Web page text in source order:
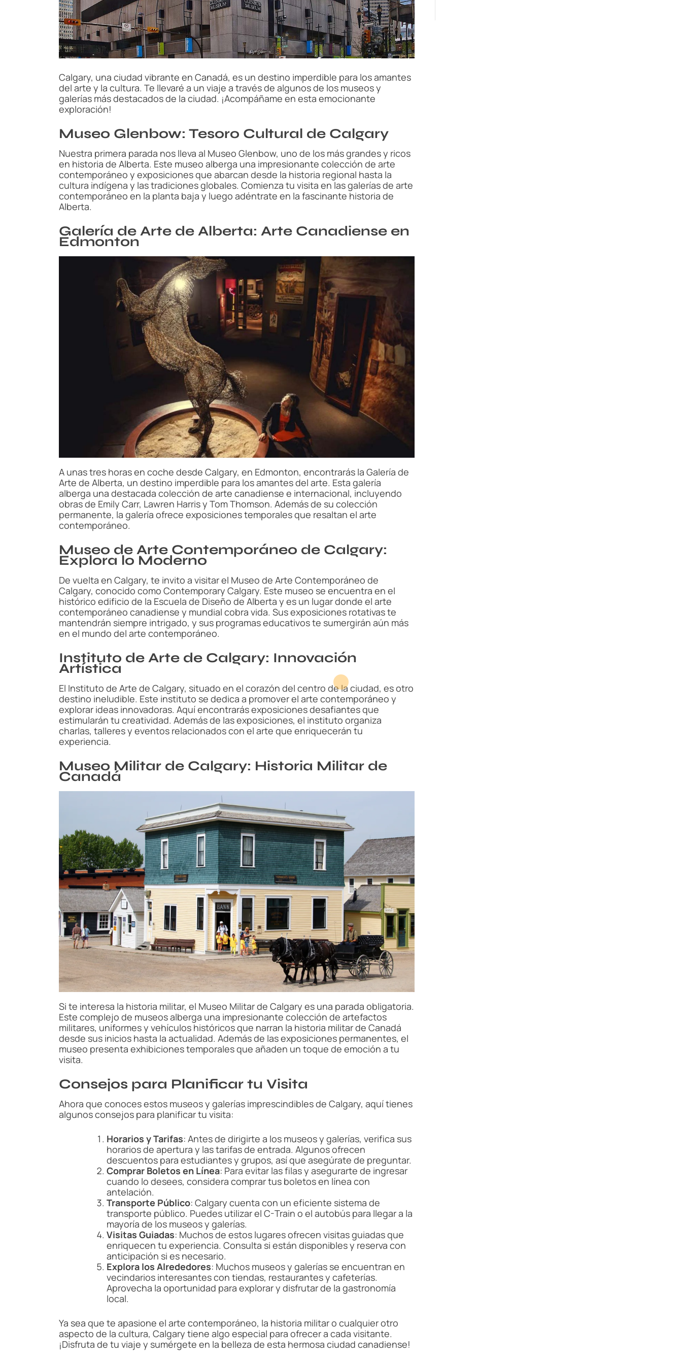
Calgary, una ciudad vibrante en Canadá, es un destino imperdible para los amantes
del arte y la cultura. Te llevaré a un viaje a través de algunos de los museos y
galerías más destacados de la ciudad. ¡Acompáñame en esta emocionante
exploración!
Museo Glenbow: Tesoro Cultural de Calgary
Nuestra primera parada nos lleva al Museo Glenbow, uno de los más grandes y ricos
en historia de Alberta. Este museo alberga una impresionante colección de arte
contemporáneo y exposiciones que abarcan desde la historia regional hasta la
cultura indígena y las tradiciones globales. Comienza tu visita en las galerías de arte
contemporáneo en la planta baja y luego adéntrate en la fascinante historia de
Alberta.
Galería de Arte de Alberta: Arte Canadiense en
Edmonton
A unas tres horas en coche desde Calgary, en Edmonton, encontrarás la Galería de
Arte de Alberta, un destino imperdible para los amantes del arte. Esta galería
alberga una destacada colección de arte canadiense e internacional, incluyendo
obras de Emily Carr, Lawren Harris y Tom Thomson. Además de su colección
permanente, la galería ofrece exposiciones temporales que resaltan el arte
contemporáneo.
Museo de Arte Contemporáneo de Calgary:
Explora lo Moderno
De vuelta en Calgary, te invito a visitar el Museo de Arte Contemporáneo de
Calgary, conocido como Contemporary Calgary. Este museo se encuentra en el
histórico edificio de la Escuela de Diseño de Alberta y es un lugar donde el arte
contemporáneo canadiense y mundial cobra vida. Sus exposiciones rotativas te
mantendrán siempre intrigado, y sus programas educativos te sumergirán aún más
en el mundo del arte contemporáneo.
Instituto de Arte de Calgary: Innovación
Artística
El Instituto de Arte de Calgary, situado en el corazón del centro de la ciudad, es otro
destino ineludible. Este instituto se dedica a promover el arte contemporáneo y
explorar ideas innovadoras. Aquí encontrarás exposiciones desafiantes que
estimularán tu creatividad. Además de las exposiciones, el instituto organiza
charlas, talleres y eventos relacionados con el arte que enriquecerán tu
experiencia.
Museo Militar de Calgary: Historia Militar de
Canadá
Si te interesa la historia militar, el Museo Militar de Calgary es una parada obligatoria.
Este complejo de museos alberga una impresionante colección de artefactos
militares, uniformes y vehículos históricos que narran la historia militar de Canadá
desde sus inicios hasta la actualidad. Además de las exposiciones permanentes, el
museo presenta exhibiciones temporales que añaden un toque de emoción a tu
visita.
Consejos para Planificar tu Visita
Ahora que conoces estos museos y galerías imprescindibles de Calgary, aquí tienes
algunos consejos para planificar tu visita:
Horarios y Tarifas: Antes de dirigirte a los museos y galerías, verifica sus
horarios de apertura y las tarifas de entrada. Algunos ofrecen
descuentos para estudiantes y grupos, así que asegúrate de preguntar.
Comprar Boletos en Línea: Para evitar las filas y asegurarte de ingresar
cuando lo desees, considera comprar tus boletos en línea con
antelación.
Transporte Público: Calgary cuenta con un eficiente sistema de
transporte público. Puedes utilizar el C-Train o el autobús para llegar a la
mayoría de los museos y galerías.
Visitas Guiadas: Muchos de estos lugares ofrecen visitas guiadas que
enriquecen tu experiencia. Consulta si están disponibles y reserva con
anticipación si es necesario.
Explora los Alrededores: Muchos museos y galerías se encuentran en
vecindarios interesantes con tiendas, restaurantes y cafeterías.
Aprovecha la oportunidad para explorar y disfrutar de la gastronomía
local.
Ya sea que te apasione el arte contemporáneo, la historia militar o cualquier otro
aspecto de la cultura, Calgary tiene algo especial para ofrecer a cada visitante.
¡Disfruta de tu viaje y sumérgete en la belleza de esta hermosa ciudad canadiense!